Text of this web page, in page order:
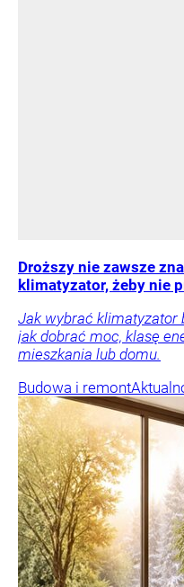
Droższy nie zawsze
klimatyzator, żeby nie
Jak wybrać klimatyzator
jak dobrać moc, klasę
mieszkania lub domu.
Budowa i remont